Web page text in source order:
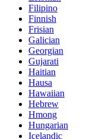
Filipino
Finnish
Frisian
Galician
Georgian
Gujarati
Haitian
Hausa
Hawaiian
Hebrew
Hmong
Hungarian
Icelandic